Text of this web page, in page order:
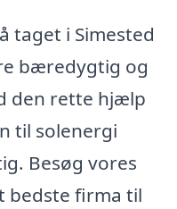
taget i Simested
bæredygtig og
den rette hjælp
til solenergi
Besøg vores
bedste firma til